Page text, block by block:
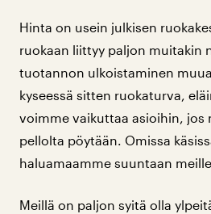
Hinta on usein julkisen
ruokaan liittyy paljon muitakin
tuotannon ulkoistaminen
kyseessä sitten ruokaturva,
voimme vaikuttaa asioihin, jos
pellolta pöytään. Omissa
haluamaamme suuntaan
Meillä on paljon syitä olla